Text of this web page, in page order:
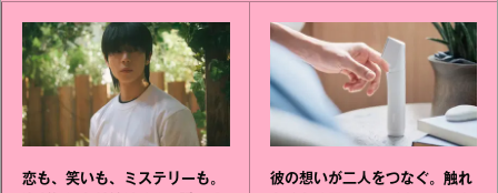
恋も、笑いも、ミステリーも。
彼の想いが二人をつなぐ。触れ